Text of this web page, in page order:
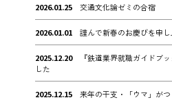
2026.01.25 交通文化論ゼミの合宿
2026.01.01 謹んで新春のお慶びを申
2025.12.20
『鉄道業界就職ガイドブ
した
2025.12.15 来年の干支・「ウマ」がつ